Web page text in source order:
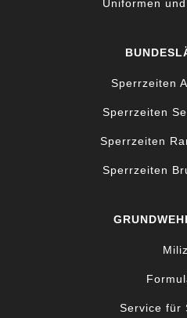
Uniformen
Sperrzeiten
Sperrzeiten
Sperrzeiten
Sperrzeiten
Miliz
Service für